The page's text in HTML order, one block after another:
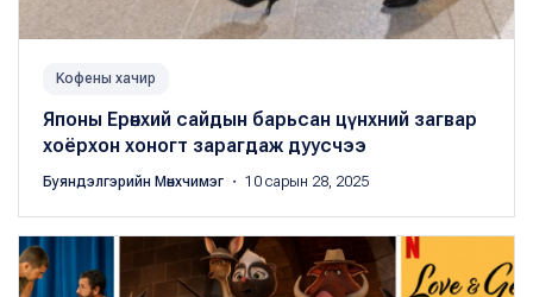
Kофены хачир
Японы Ерөнхий сайдын барьсан цүнхний загвар
хоёрхон хоногт зарагдаж дуусчээ
Буяндэлгэрийн Мөнхчимэг ・ 10 сарын 28, 2025